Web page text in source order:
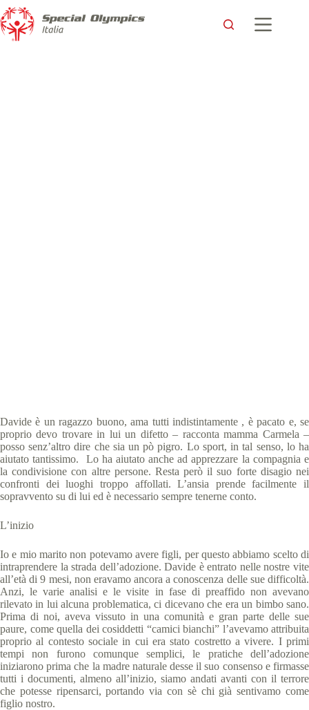
Davide è un ragazzo buono, ama tutti indistintamente , è pacato e, se
proprio devo trovare in lui un difetto – racconta mamma Carmela –
posso senz’altro dire che sia un pò pigro. Lo sport, in tal senso, lo ha
aiutato tantissimo. Lo ha aiutato anche ad apprezzare la compagnia e
la condivisione con altre persone. Resta però il suo forte disagio nei
confronti dei luoghi troppo affollati. L’ansia prende facilmente il
sopravvento su di lui ed è necessario sempre tenerne conto.
L’inizio
Io e mio marito non potevamo avere figli, per questo abbiamo scelto di
intraprendere la strada dell’adozione. Davide è entrato nelle nostre vite
all’età di 9 mesi, non eravamo ancora a conoscenza delle sue difficoltà.
Anzi, le varie analisi e le visite in fase di preaffido non avevano
rilevato in lui alcuna problematica, ci dicevano che era un bimbo sano.
Prima di noi, aveva vissuto in una comunità e gran parte delle sue
paure, come quella dei cosiddetti “camici bianchi” l’avevamo attribuita
proprio al contesto sociale in cui era stato costretto a vivere. I primi
tempi non furono comunque semplici, le pratiche dell’adozione
iniziarono prima che la madre naturale desse il suo consenso e firmasse
tutti i documenti, almeno all’inizio, siamo andati avanti con il terrore
che potesse ripensarci, portando via con sè chi già sentivamo come
figlio nostro.